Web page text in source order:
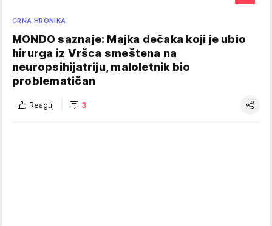
CRNA HRONIKA
MONDO saznaje: Majka dečaka koji je ubio
hirurga iz Vršca smeštena na
neuropsihijatriju, maloletnik bio
problematičan
Reaguj 3